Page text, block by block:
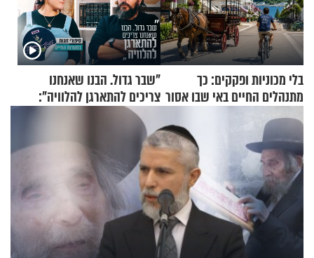
בלי מכוניות ופקקים: כך
מתנהלים החיים באי שבו אסור
לנהוג כבר יותר מ-120 שנה
"שבר גדול. הבנו שאנחנו
צריכים להתארגן להלוויה":
זוגיות במבחן, הפעם עם מרים
וגד דנינו